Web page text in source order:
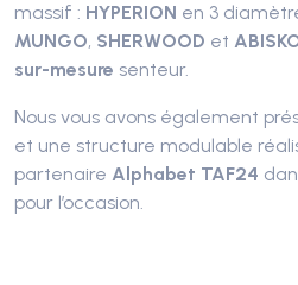
massif : HYPERION en 3
MUNGO, SHERWOOD et
sur-mesure senteur.
Nous vous avons également
et une structure modulable
partenaire Alphabet TAF24
pour l’occasion.